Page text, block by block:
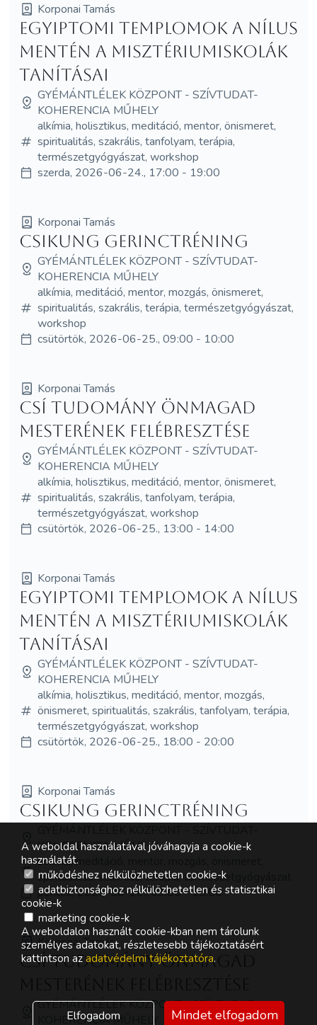
Korponai Tamás
Egyiptomi templomok a Nílus
mentén A misztériumiskolák
tanításai
GYÉMÁNTLÉLEK KÖZPONT - SZÍVTUDAT-
KOHERENCIA MŰHELY
alkímia, holisztikus, meditáció, mentor, önismeret,
spiritualitás, szakrális, tanfolyam, terápia,
természetgyógyászat, workshop
szerda, 2026-06-24., 17:00 - 19:00
Korponai Tamás
Csikung Gerinctréning
GYÉMÁNTLÉLEK KÖZPONT - SZÍVTUDAT-
KOHERENCIA MŰHELY
alkímia, meditáció, mentor, mozgás, önismeret,
spiritualitás, szakrális, terápia, természetgyógyászat,
workshop
csütörtök, 2026-06-25., 09:00 - 10:00
Korponai Tamás
Csí tudomány Önmagad
mesterének felébresztése
GYÉMÁNTLÉLEK KÖZPONT - SZÍVTUDAT-
KOHERENCIA MŰHELY
alkímia, holisztikus, meditáció, mentor, önismeret,
spiritualitás, szakrális, tanfolyam, terápia,
természetgyógyászat, workshop
csütörtök, 2026-06-25., 13:00 - 14:00
Korponai Tamás
Egyiptomi templomok a Nílus
mentén A misztériumiskolák
tanításai
GYÉMÁNTLÉLEK KÖZPONT - SZÍVTUDAT-
KOHERENCIA MŰHELY
alkímia, holisztikus, meditáció, mentor, mozgás,
önismeret, spiritualitás, szakrális, tanfolyam, terápia,
természetgyógyászat, workshop
csütörtök, 2026-06-25., 18:00 - 20:00
Korponai Tamás
Csikung Gerinctréning
KOHERENCIA MŰHELY
alkímia, meditáció, mentor, mozgás, önismeret,
spiritualitás, szakrális, terápia, természetgyógyászat
péntek, 2026-06-26., 09:00 - 10:00
Korponai Tamás
Csí tudomány Önmagad
GYÉMÁNTLÉLEK KÖZPONT - SZÍVTUDAT-
KOHERENCIA MŰHELY
A weboldal használatával jóváhagyja a cookie-k
használatát.
működéshez nélkülözhetetlen cookie-k
adatbiztonsághoz nélkülözhetetlen és statisztikai
cookie-k
marketing cookie-k
A weboldalon használt cookie-kban nem tárolunk
személyes adatokat, részletesebb tájékoztatásért
kattintson az adatvédelmi tájékoztatóra.
Elfogadom Mindet elfogadom